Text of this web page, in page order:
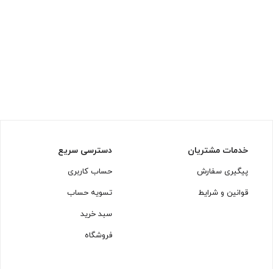
خدمات مشتریان
پیگیری سفارش
قوانین و شرایط
دسترسی سریع
حساب کاربری
تسویه حساب
سبد خرید
فروشگاه